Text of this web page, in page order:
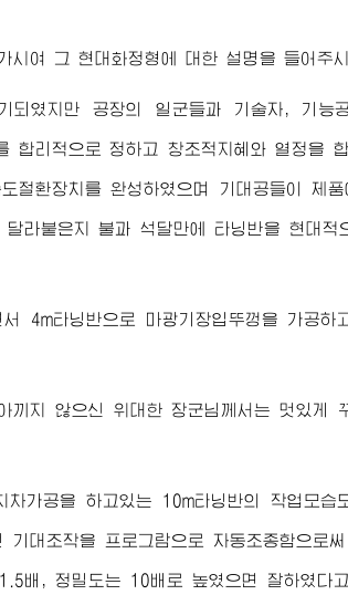
시여 그 현대화정형에 대한 설명을 들어주시
되였지만 공장의 일군들과 기술자, 기능
리적으로 정하고 창조적지혜와 열정을
환장치를 완성하였으며 기대공들이 제품
라붙은지 불과 석달만에 타닝반을 현대적
4m타닝반으로 마광기장입뚜껑을 가공하
끼지 않으신 위대한 장군님께서는 멋있게
가공을 하고있는 10m타닝반의 작업모습
대조작을 프로그람으로 자동조종함으로
배, 정밀도는 10배로 높였으면 잘하였다